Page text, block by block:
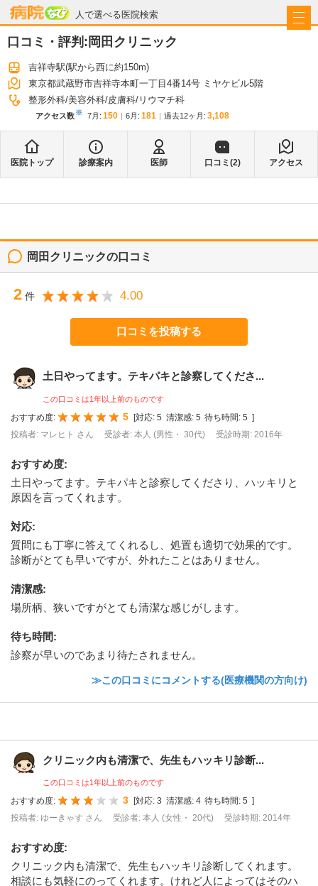
人で選べる医院検索
病院なび
口コミ・評判:岡田クリニック
吉祥寺駅(駅から西に約150m)
東京都武蔵野市吉祥寺本町一丁目4番14号 ミヤケビル5階
整形外科 美容外科 皮膚科 リウマチ科
アクセス数※ 7月 : 150 6月 : 181 過去12ヶ月: 3,108
医院トップ 診療案内 医師 口コミ(2) アクセス
岡田クリニックの口コミ
2 件 4.00
口コミを投稿する
土日やってます。テキパキと診察してくださ...
この口コミは1年以上前のものです
おすすめ度: 5 [対応: 5 清潔感: 5 待ち時間: 5 ]
投稿者: マレヒト さん
受診者: 本人 (男性・ 30代) 受診時期: 2016年
おすすめ度:
土日やってます。テキパキと診察してくださり、ハッキリと
原因を言ってくれます。
対応:
質問にも丁寧に答えてくれるし、処置も適切で効果的です。
診断がとても早いですが、外れたことはありません。
清潔感:
場所柄、狭いですがとても清潔な感じがします。
待ち時間:
診察が早いのであまり待たされません。
≫この口コミにコメントする(医療機関の方向け)
クリニック内も清潔で、先生もハッキリ診断...
この口コミは1年以上前のものです
おすすめ度: 3 対応: 3 清潔感: 4 待ち時間: 5
投稿者: ゆーきゃす さん
受診者: 本人 (女性・ 20代) 受診時期: 2014年
おすすめ度:
クリニック内も清潔で、先生もハッキリ診断してくれます。
相談にも気軽にのってくれます。けれど人によってはそのハ